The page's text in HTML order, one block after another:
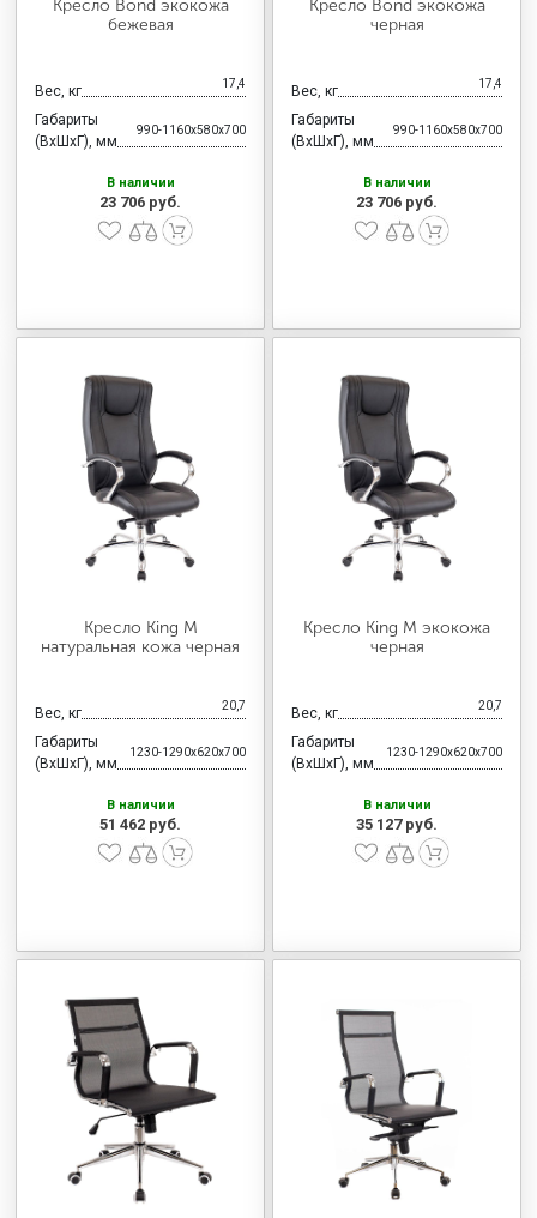
Кресло Bond экокожа
бежевая
Вес, кг 17,4
Габариты
(ВхШхГ), мм
990-1160x580x700
В наличии
23 706 руб.
Кресло Bond экокожа
черная
Вес, кг 17,4
Габариты
(ВхШхГ), мм
990-1160x580x700
В наличии
23 706 руб.
Кресло King М
натуральная кожа черная
Вес, кг 20,7
Габариты
(ВхШхГ), мм
1230-1290x620x700
В наличии
51 462 руб.
Кресло King М экокожа
черная
Вес, кг 20,7
Габариты
(ВхШхГ), мм
1230-1290x620x700
В наличии
35 127 руб.